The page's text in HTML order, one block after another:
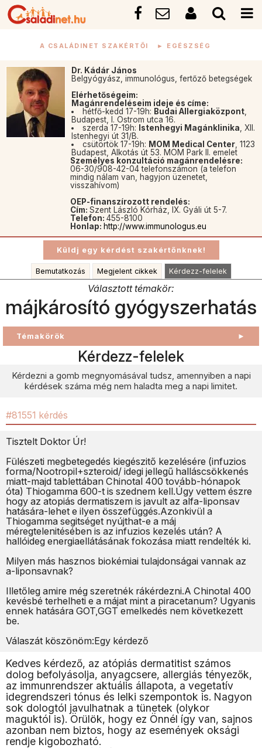
A CSALÁDINET SZAKÉRTŐI ► EGÉSZSÉG
Dr. Kádár János
Belgyógyász, immunológus, fertőző betegségek
Elérhetőségeim:
Magánrendeléseim ideje és címe:
hétfő-kedd 17-19h: Budai Allergiaközpont,
Budapest, I. Ostrom utca 16.
szerda 17-19h:
Istenhegyi Magánklinika , XII.
Istenhegyi út 31/B.
csütörtök 17-19h: MOM Medical Center, 1123
Budapest, Alkotás út 53. MOM Park II. emelet
Személyes konzultáció magánrendelésre:
06-30/908-42-04 telefonszámon (a telefon
mindig nálam van, hagyjon üzenetet,
visszahívom)
OEP-finanszírozott rendelés:
Cím: Szent László Kórház, IX. Gyáli út 5-7.
Telefon: 455-8100
Honlap: http://www.immunologus.eu
Bemutatkozás Megjelent cikkek Kérdezz-felelek
Választott témakör:
májkárosító gyógyszerhatás
Témakörök ►
Kérdezz-felelek
Kérdezni a gomb megnyomásával tudsz, amennyiben a napi
kérdések száma még nem haladta meg a napi limitet.
#81551 kérdés
Tisztelt Doktor Úr!
Fülészeti megbetegedés kiegészitő kezelésére (infuzios
forma/Nootropil+szteroid/ idegi jellegű halláscsökkenés
miatt-majd tablettában Chinotal 400 tovább-hónapok
óta) Thiogamma 600-t is szednem kell.Úgy vettem észre
hogy az atopiás dermatiszem is javult az alfa-liponsav
hatására-lehet e ilyen összefüggés.Azonkivül a
Thiogamma segitséget nyújthat-e a máj
méregtelenitésében is az infuzios kezelés után? A
hallóideg energiaellátásának fokozása miatt rendelték ki.
Milyen más hasznos biokémiai tulajdonságai vannak az
a-liponsavnak?
Illetőleg amire még szeretnék rákérdezni.A Chinotal 400
kevésbé terhelheti e a májat mint a piracetanum? Ugyanis
ennek hatására GOT,GGT emelkedés nem következett
be.
Válaszát köszönöm:Egy kérdező
Kedves kérdező, az atópiás dermatitist számos
dolog befolyásolja, anyagcsere, allergiás tényezők,
az immunrendszer aktuális állapota, a vegetatív
idegrendszeri tónus és lelki szempontok is. Nagyon
sok dologtól javulhatnak a tünetek (olykor
maguktól is). Örülök, hogy ez Önnél így van, sajnos
azonban nem biztos, hogy az események oksági
rendje kigobozható.